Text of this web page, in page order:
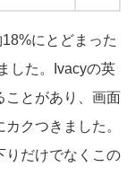
にとどまった
した。Ivacyの英
ことがあり、画面
クつきました。
りだけでなくこの